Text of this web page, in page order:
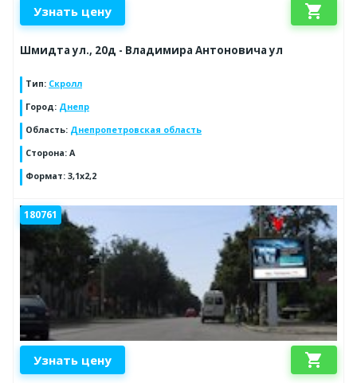
Узнать цену shopping_cart
Шмидта ул., 20д - Владимира Антоновича ул
Тип: Скролл
Город: Днепр
Область: Днепропетровская область
Сторона: А
Формат: 3,1х2,2
180761
Узнать цену shopping_cart